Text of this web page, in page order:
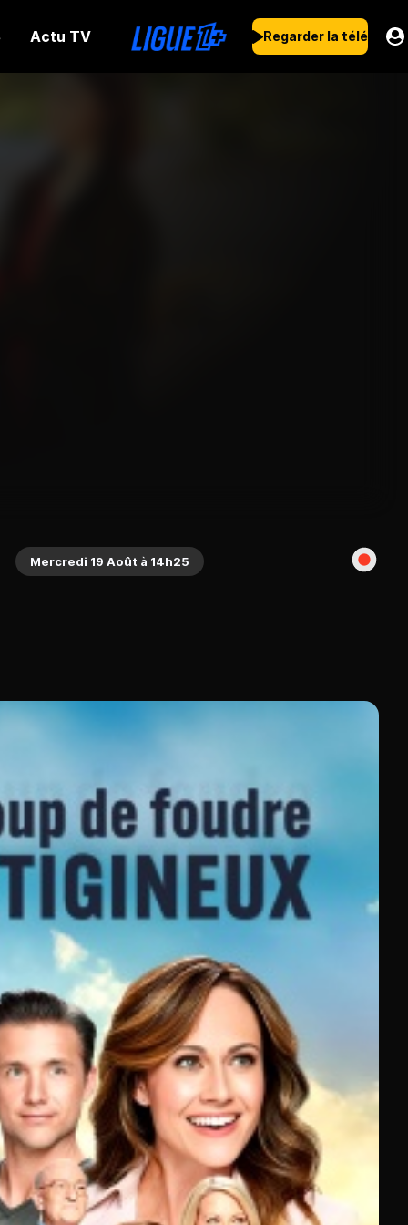
Actu TV Regarder la télé
Mercredi 19 Août à 14h25